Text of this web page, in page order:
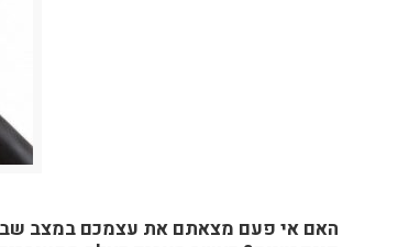
האם אי פעם מצאתם את עצמכם במצב